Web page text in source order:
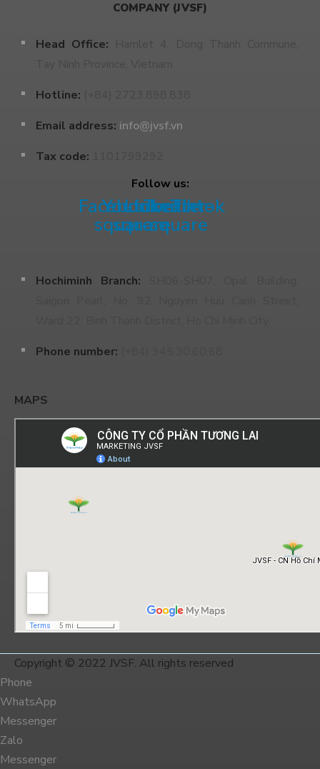
COMPANY (JVSF)
Head Office:
Hotline:
Email address: info@jvsf.vn
Tax code:
Follow us:
Facebook-
square
Youtube-
square
Linkedin
Twitter-
square
Tiktok
Hochiminh Branch:
Phone number:
MAPS
Copyright © 2022 JVSF. All rights reserved
Phone
WhatsApp
Messenger
Zalo
Messenger